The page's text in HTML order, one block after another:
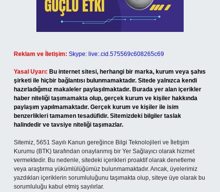
Reklam ve İletişim: Skype: live:.cid.575569c608265c69
Yasal Uyarı: Bu internet sitesi, herhangi bir marka, kurum veya şahıs
şirketi ile hiçbir bağlantısı bulunmamaktadır. Sitede yalnızca kendi
hazırladığımız makaleler paylaşılmaktadır. Burada yer alan içerikler
haber niteliği taşımamakta olup, gerçek kurum ve kişiler hakkında
paylaşım yapılmamaktadır. Gerçek kurum ve kişiler ile isim
benzerlikleri tamamen tesadüfidir. Sitemizdeki bilgiler taslak
halindedir ve tavsiye niteliği taşımazlar.
Sitemiz, 5651 Sayılı Kanun gereğince Bilgi Teknolojileri ve İletişim
Kurumu (BTK) tarafından onaylanmış bir Yer Sağlayıcı olarak hizmet
vermektedir. Bu nedenle, sitedeki içerikleri proaktif olarak denetleme
veya araştırma yükümlülüğümüz bulunmamaktadır. Ancak, üyelerimiz
yazdıkları içeriklerin sorumluluğunu taşımakta olup, siteye üye olarak bu
sorumluluğu kabul etmiş sayılırlar.